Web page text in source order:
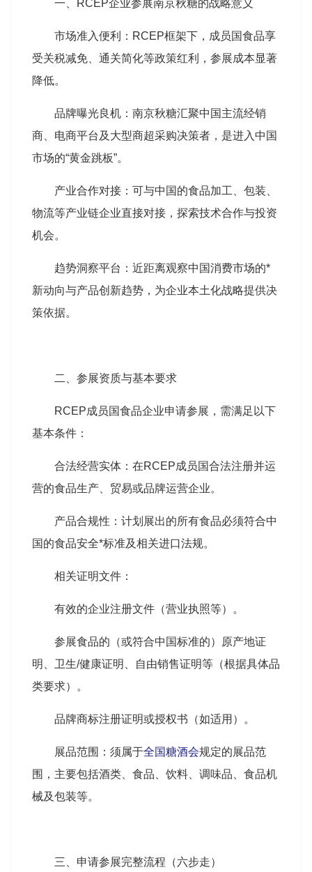
一、RCEP企业参展南京秋糖的战略意义
市场准入便利：RCEP框架下，成员国食品享
受关税减免、通关简化等政策红利，参展成本显著
降低。
品牌曝光良机：南京秋糖汇聚中国主流经销
商、电商平台及大型商超采购决策者，是进入中国
市场的“黄金跳板”。
产业合作对接：可与中国的食品加工、包装、
物流等产业链企业直接对接，探索技术合作与投资
机会。
趋势洞察平台：近距离观察中国消费市场的*
新动向与产品创新趋势，为企业本土化战略提供决
策依据。
二、参展资质与基本要求
RCEP成员国食品企业申请参展，需满足以下
基本条件：
合法经营实体：在RCEP成员国合法注册并运
营的食品生产、贸易或品牌运营企业。
产品合规性：计划展出的所有食品必须符合中
国的食品安全*标准及相关进口法规。
相关证明文件：
有效的企业注册文件（营业执照等）。
参展食品的（或符合中国标准的）原产地证
明、卫生/健康证明、自由销售证明等（根据具体品
类要求）。
品牌商标注册证明或授权书（如适用）。
展品范围：须属于全国糖酒会规定的展品范
围，主要包括酒类、食品、饮料、调味品、食品机
械及包装等。
三、申请参展完整流程（六步走）